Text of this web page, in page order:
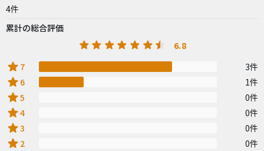
4件
累計の総合評価
6.8
star 7 3件
star 6 1件
star5 0件
star4 0件
star3 0件
star 2 0件